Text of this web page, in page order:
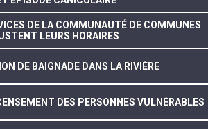
DE LA COMMUNAUTÉ DE COMMUNES
LEURS HORAIRES
DE BAIGNADE DANS LA RIVIÈRE
DES PERSONNES VULNÉRABLES